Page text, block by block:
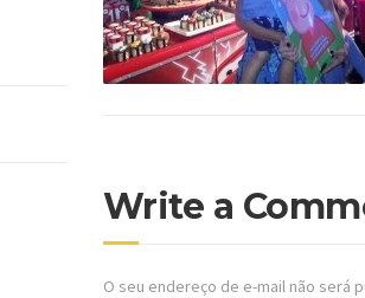
Write a
O seu endereço de e-mail não será